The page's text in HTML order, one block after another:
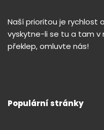
Naší prioritou je rychlost
vyskytne-li se tu a tam v
překlep, omluvte nás!
Populární stránky